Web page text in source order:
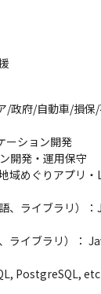
/政府/自動車/損保
ーション開発
開発・運用保守
域めぐりアプリ
、ライブラリ）
ライブラリ）：
PostgreSQL,